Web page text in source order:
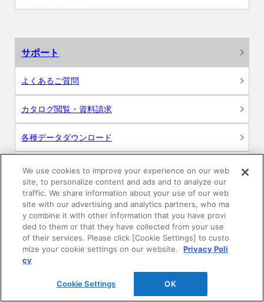
サポート
よくあるご質問
カタログ閲覧・資料請求
各種データダウンロード
WEB見積・各種シミュレーション
交換用部品の購入
修理・点検
お問い合わせ
We use cookies to improve your experience on our web
site, to personalize content and ads and to analyze our
traffic. We share information about your use of our web
site with our advertising and analytics partners, who ma
y combine it with other information that you have provi
ded to them or that they have collected from your use
of their services. Please click [Cookie Settings] to custo
mize your cookie settings on our website.
Privacy Poli
cy
Cookie Settings OK